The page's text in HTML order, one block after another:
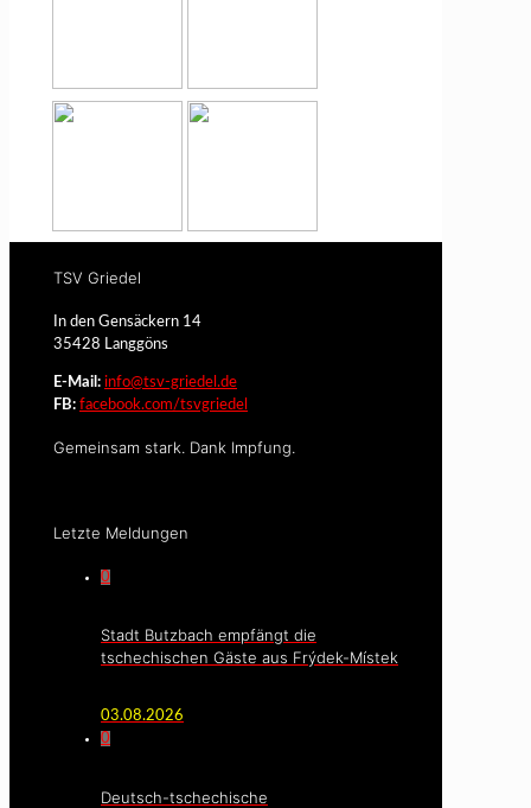
TSV Griedel
In den Gensäckern 14
35428 Langgöns
E-Mail: info@tsv-griedel.de
FB: facebook.com/tsvgriedel
Gemeinsam stark. Dank Impfung.
Letzte Meldungen
0
Stadt Butzbach empfängt die
tschechischen Gäste aus Frýdek-Místek
03.08.2026
0
Deutsch-tschechische